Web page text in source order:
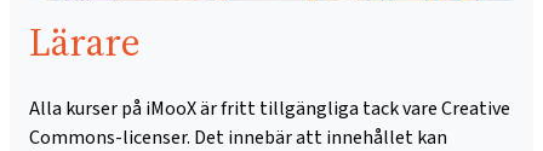
Lärare
Alla kurser på iMooX är fritt tillgängliga tack vare Creative
Commons-licenser. Det innebär att innehållet kan